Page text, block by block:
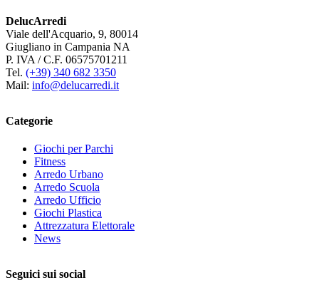
DelucArredi
Viale dell'Acquario, 9, 80014
Giugliano in Campania NA
P. IVA / C.F. 06575701211
Tel. (+39) 340 682 3350
Mail: info@delucarredi.it
Categorie
Giochi per Parchi
Fitness
Arredo Urbano
Arredo Scuola
Arredo Ufficio
Giochi Plastica
Attrezzatura Elettorale
News
Seguici sui social